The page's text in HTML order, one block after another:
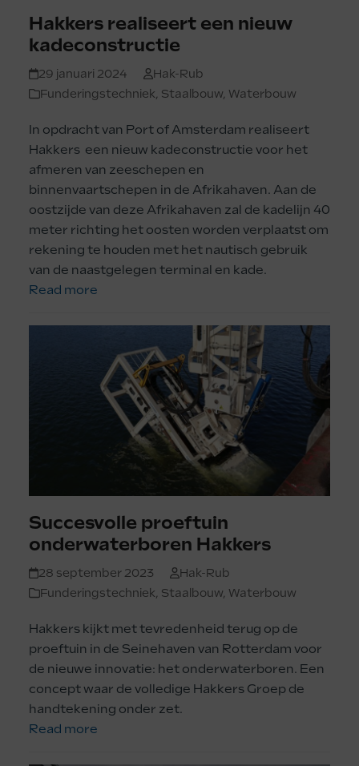
Hakkers realiseert een nieuw
kadeconstructie
29 januari 2024
Hak-Rub
Funderingstechniek, Staalbouw, Waterbouw
In opdracht van Port of Amsterdam realiseert
Hakkers een nieuw kadeconstructie voor het
afmeren van zeeschepen en
binnenvaartschepen in de Afrikahaven. Aan de
oostzijde van deze Afrikahaven zal de kadelijn 40
meter richting het oosten worden verplaatst om
rekening te houden met het nautisch gebruik
van de naastgelegen terminal en kade.
Read more
Succesvolle proeftuin
onderwaterboren Hakkers
28 september 2023
Hak-Rub
Funderingstechniek Staalbouw, Waterbouw
Hakkers kijkt met tevredenheid terug op de
proeftuin in de Seinehaven van Rotterdam voor
de nieuwe innovatie: het onderwaterboren. Een
concept waar de volledige Hakkers Groep de
handtekening onder zet.
Read more